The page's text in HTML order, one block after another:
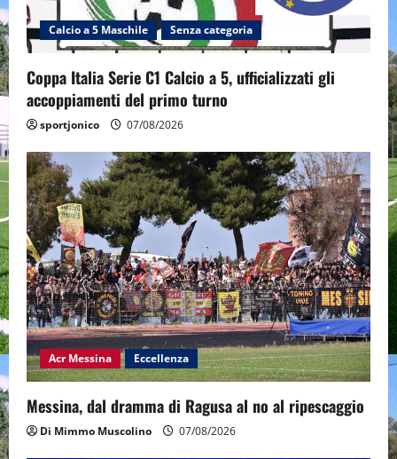
Calcio a 5 Maschile Senza categoria
Coppa Italia Serie C1 Calcio a 5, ufficializzati gli
accoppiamenti del primo turno
sportjonico 07/08/2026
Acr Messina Eccellenza
Messina, dal dramma di Ragusa al no al ripescaggio
Di Mimmo Muscolino 07/08/2026